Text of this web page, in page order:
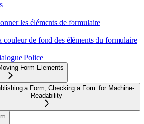
les éléments de formulaire
de fond des éléments du formulaire
Police
Form Elements
a Form; Checking a Form for Machine-
Readability